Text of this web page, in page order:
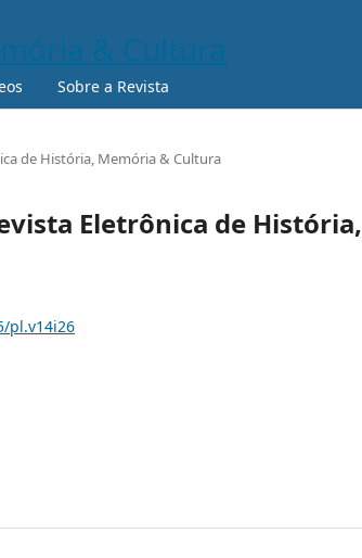
Sobre a Revista
de História, Memória & Cultura
Eletrônica de História,
pl.v14i26